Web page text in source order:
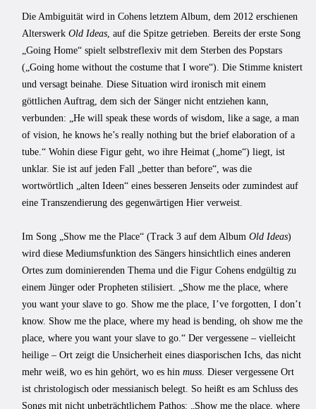
Die Ambiguität wird in Cohens letztem Album, dem 2012 erschienen
Alterswerk Old Ideas , auf die Spitze getrieben. Bereits der erste Song
„Going Home“ spielt selbstreflexiv mit dem Sterben des Popstars
(„Going home without the costume that I wore“). Die Stimme knistert
und versagt beinahe. Diese Situation wird ironisch mit einem
göttlichen Auftrag, dem sich der Sänger nicht entziehen kann,
verbunden: „He will speak these words of wisdom, like a sage, a man
of vision, he knows he’s really nothing but the brief elaboration of a
tube.“ Wohin diese Figur geht, wo ihre Heimat („home“) liegt, ist
unklar. Sie ist auf jeden Fall „better than before“, was die
wortwörtlich „alten Ideen“ eines besseren Jenseits oder zumindest auf
eine Transzendierung des gegenwärtigen Hier verweist.
Im Song „Show me the Place“ (Track 3 auf dem Album Old Ideas)
wird diese Mediumsfunktion des Sängers hinsichtlich eines anderen
Ortes zum dominierenden Thema und die Figur Cohens endgültig zu
einem Jünger oder Propheten stilisiert. „Show me the place, where
you want your slave to go. Show me the place, I’ve forgotten, I don’t
know. Show me the place, where my head is bending, oh show me the
place, where you want your slave to go.“ Der vergessene – vielleicht
heilige – Ort zeigt die Unsicherheit eines diasporischen Ichs, das nicht
mehr weiß, wo es hin gehört, wo es hin muss . Dieser vergessene Ort
ist christologisch oder messianisch belegt. So heißt es am Schluss des
Songs mit nicht unbeträchtlichem Pathos: „Show me the place, where